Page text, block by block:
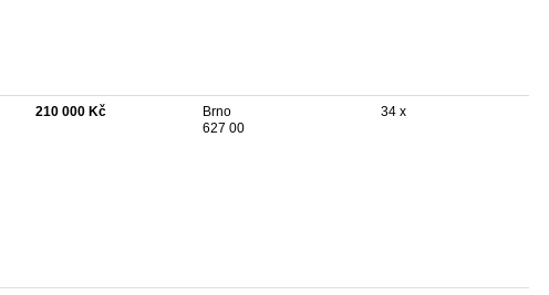
210 000 Kč
Brno
627 00
34 x